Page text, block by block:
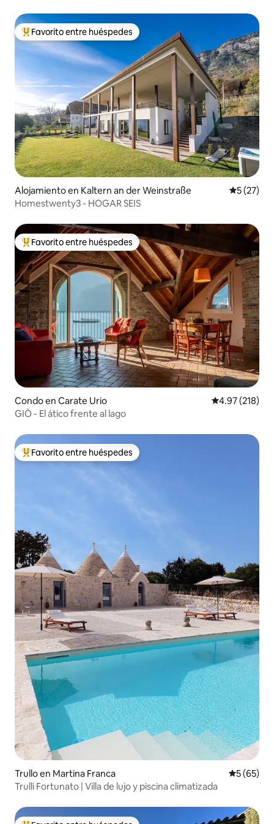
Favorito entre huéspedes preferido
Favorito entre huéspedes
Alojamiento en Kaltern an der Weinstraße
5 (27)
Homestwenty3 - HOGAR SEIS
Favorito entre huéspedes preferido
Favorito entre huéspedes
Condo en Carate Urio Calificación
4.97 (218)
GIÒ - El ático frente al lago
Favorito entre huéspedes preferido
Favorito entre huéspedes
Trullo en Martina Franca
5 (65)
Trulli Fortunato | Villa de lujo y piscina climatizada